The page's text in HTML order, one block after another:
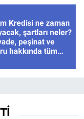
Kredisi ne zaman
şartları neler?
peşinat ve
hakkında tüm